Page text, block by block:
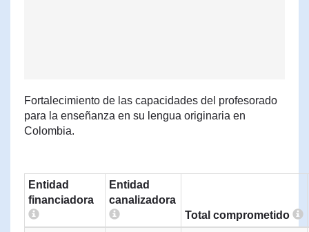
Fortalecimiento de las capacidades del profesorado
para la enseñanza en su lengua originaria en
Colombia.
Entidad
financiadora
Entidad
canalizadora
Total comprometido